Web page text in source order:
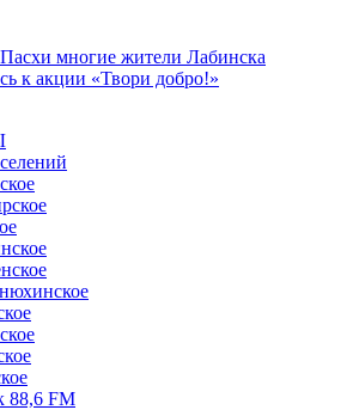
многие жители Лабинска
к акции «Твори добро!»
88,6 FM